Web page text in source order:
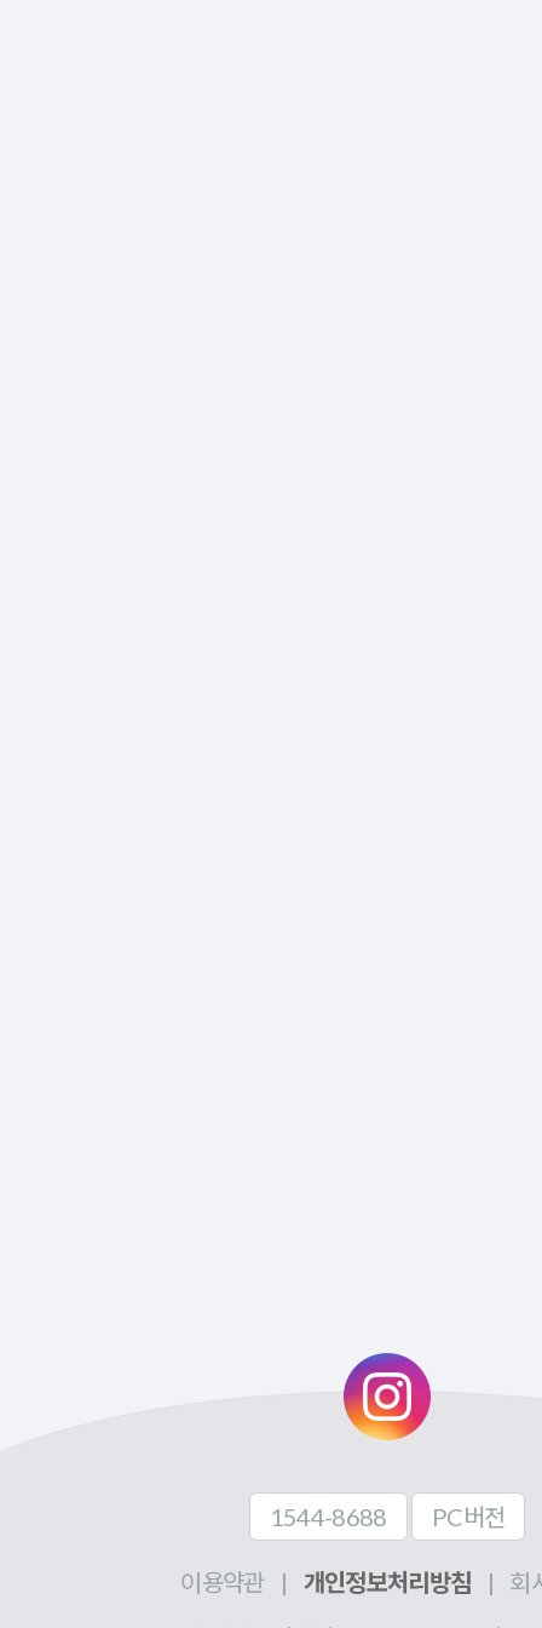
1544-8688 PC버전
이용약관 | 개인정보처리방침 |
회